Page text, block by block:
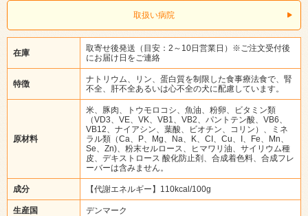
取扱い病院
在庫
取寄せ後発送（目安：2～10日営業日）※ご注文受付後
にお届け日をご連絡
特徴
ナトリウム、リン、蛋白質を制限した食事療法食で、腎
不全、肝不全あるいは心不全の犬に配慮しています。
原材料
米、豚肉、トウモロコシ、魚油、粉卵、ビタミン類
（VD3、VE、VK、VB1、VB2、パントテン酸、VB6、
VB12、ナイアシン、葉酸、ビオチン、コリン）、ミネ
ラル類（Ca、P、Mg、Na、K、CI、Cu、I、Fe、Mn、
Se、Zn)、粉末セルロース、ヒマワリ油、サイリウム種
皮、デキストロース 酸化防止剤、合成着色料、合成フレ
ーバーは含みません。
成分 【代謝エネルギー】110kcal/100g
生産国 デンマーク